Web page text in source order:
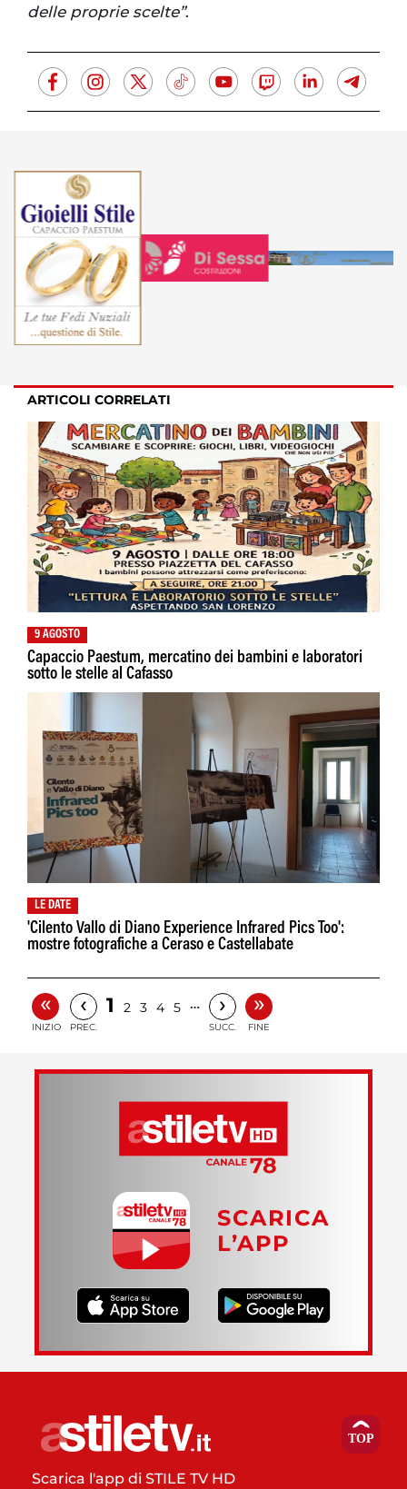
delle proprie scelte”.
ARTICOLI CORRELATI
9 AGOSTO
Capaccio Paestum, mercatino dei bambini e laboratori
sotto le stelle al Cafasso
LE DATE
'Cilento Vallo di Diano Experience Infrared Pics Too':
mostre fotografiche a Ceraso e Castellabate
«
INIZIO
‹
PREC.
1 2 3 4 5 … ›
SUCC.
»
FINE
SCARICA
L’APP
Scarica l'app di STILE TV HD